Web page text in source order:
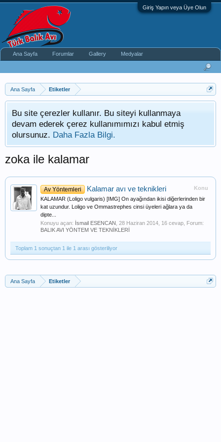
Giriş Yapın veya Üye Olun
Ana Sayfa Etiketler
Bu site çerezler kullanır. Bu siteyi kullanmaya
devam ederek çerez kullanımımızı kabul etmiş
olursunuz. Daha Fazla Bilgi.
zoka ile kalamar
Konu
Av Yöntemleri Kalamar avı ve teknikleri
KALAMAR (Loligo vulgaris) [IMG] On ayağından ikisi diğerlerinden bir
kat uzundur. Loligo ve Ommastrephes cinsi üyeleri ağlara ya da
dipte...
Konuyu açan: İsmail ESENCAN 28 Haziran 2014 , 16 cevap, Forum:
BALIK AVI YÖNTEM VE TEKNİKLERİ
Toplam 1 sonuçtan 1 ile 1 arası gösteriliyor
Ana Sayfa Etiketler
Ana Sayfa Forumlar Gallery Medyalar